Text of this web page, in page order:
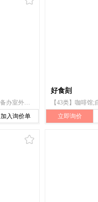
【43类】备办宴席;备办室外宴席服务;快餐馆;茶馆;旅馆;自助餐厅;日间托儿所（看孩子）;饭店;酒馆;餐馆
加入询价单
好食刻
立即询价